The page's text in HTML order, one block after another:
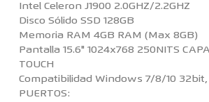
Intel Celeron J1900 2.0GHZ/2.2GHZ
Disco Sólido SSD 128GB
Memoria RAM 4GB RAM (Max 8GB)
Pantalla 15.6" 1024x768 250NITS
TOUCH
Compatibilidad Windows 7/8/10
PUERTOS: